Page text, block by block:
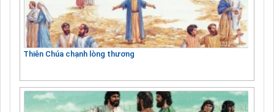
Thiên Chúa chạnh lòng thương